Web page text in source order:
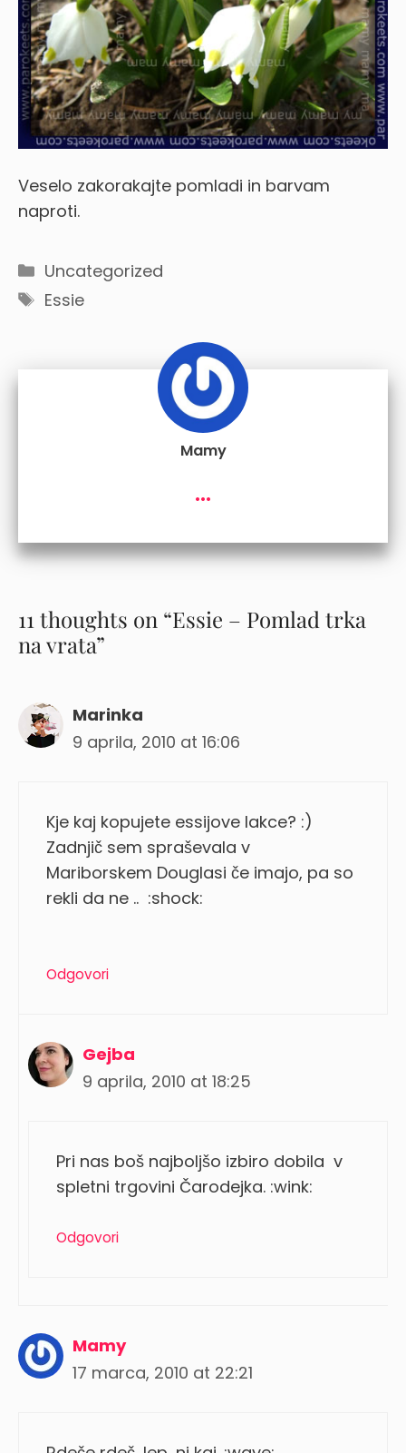
Veselo zakorakajte pomladi in barvam
naproti.
Categories
Uncategorized
Tags
Essie
Mamy
...
11 thoughts on “Essie – Pomlad trka
na vrata”
Marinka
9 aprila, 2010 at 16:06
Kje kaj kopujete essijove lakce? :)
Zadnjič sem spraševala v
Mariborskem Douglasi če imajo, pa so
rekli da ne .. :shock:
Odgovori
Gejba
9 aprila, 2010 at 18:25
Pri nas boš najboljšo izbiro dobila v
spletni trgovini Čarodejka. :wink:
Odgovori
Mamy
17 marca, 2010 at 22:21